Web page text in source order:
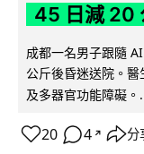
45 日減 20
成都一名男子跟隨
公斤後昏迷送院。
及多器官功能障礙。
20 4 ↗ 分